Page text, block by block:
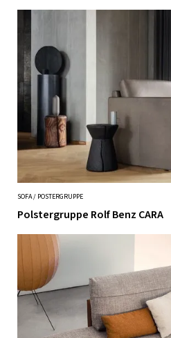
SOFA / POSTERGRUPPE
Polstergruppe Rolf Benz CARA